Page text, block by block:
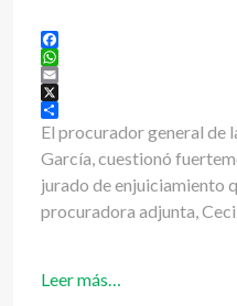
Facebook
WhatsApp
Email
X
Share
El procurador general de
García, cuestionó
jurado de enjuiciamiento
procuradora adjunta,
Leer más…